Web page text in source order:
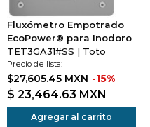
Fluxómetro Empotrado
EcoPower® para Inodoro
TET3GA31#SS | Toto
Precio de lista:
$27,605.45 MXN -15%
$ 23,464.63 MXN
Agregar al carrito